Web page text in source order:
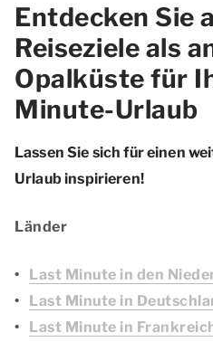
Entdecken Sie
Reiseziele als
Opalküste für
Minute-Urlaub
Lassen Sie sich für einen
Urlaub inspirieren!
Länder
Last Minute in den
Last Minute in
Last Minute in